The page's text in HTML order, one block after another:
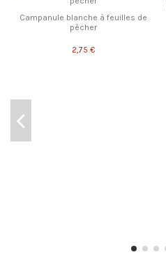
Campanule blanche à feuilles de
pêcher
2,75 €